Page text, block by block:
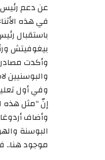
عن دعم رئيس
في هذه
باستقبال
بيغوفيتش
وأكدت مصادر
والبوسنيين
وفي أول
إنّ “مثل هذه
وأضاف
البوسنة
موجود هنا..